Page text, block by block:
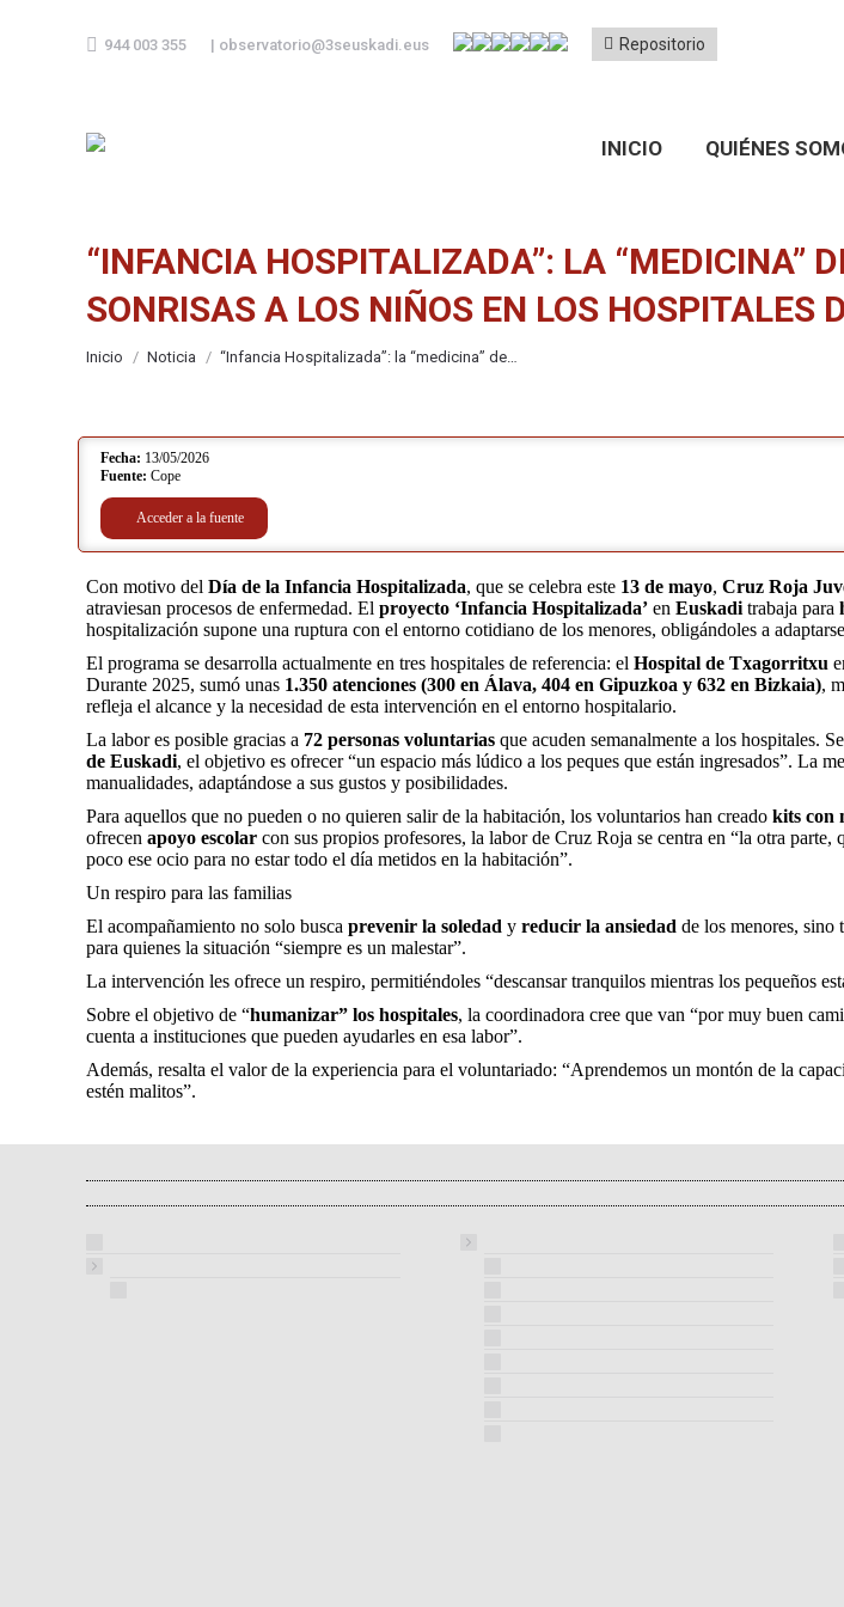
944 003 355 | observatorio@3seuskadi.eus Repositorio
INICIO QUIÉNES
“INFANCIA HOSPITALIZADA”: LA “MEDICINA”
SONRISAS A LOS NIÑOS EN LOS HOSPITALES
Inicio Noticia “Infancia Hospitalizada”: la “medicina” de…
Fecha: 13/05/2026
Fuente: Cope
Acceder a la fuente
Con motivo del Día de la Infancia Hospitalizada, que se celebra este 13 de mayo, Cruz Roja
atraviesan procesos de enfermedad. El proyecto ‘Infancia Hospitalizada’ en Euskadi trabaja para
hospitalización supone una ruptura con el entorno cotidiano de los menores, obligándoles a
El programa se desarrolla actualmente en tres hospitales de referencia: el Hospital de Txagorritxu
Durante 2025, sumó unas 1.350 atenciones (300 en Álava, 404 en Gipuzkoa y 632 en Bizkaia),
refleja el alcance y la necesidad de esta intervención en el entorno hospitalario.
La labor es posible gracias a 72 personas voluntarias que acuden semanalmente a los hospitales.
de Euskadi, el objetivo es ofrecer “un espacio más lúdico a los peques que están ingresados”. La
manualidades, adaptándose a sus gustos y posibilidades.
Para aquellos que no pueden o no quieren salir de la habitación, los voluntarios han creado kits con
ofrecen apoyo escolar con sus propios profesores, la labor de Cruz Roja se centra en “la otra parte,
poco ese ocio para no estar todo el día metidos en la habitación”.
Un respiro para las familias
El acompañamiento no solo busca prevenir la soledad y reducir la ansiedad de los menores, sino
para quienes la situación “siempre es un malestar”.
La intervención les ofrece un respiro, permitiéndoles “descansar tranquilos mientras los pequeños
Sobre el objetivo de “humanizar” los hospitales, la coordinadora cree que van “por muy buen
cuenta a instituciones que pueden ayudarles en esa labor”.
Además, resalta el valor de la experiencia para el voluntariado: “Aprendemos un montón de la
estén malitos”.